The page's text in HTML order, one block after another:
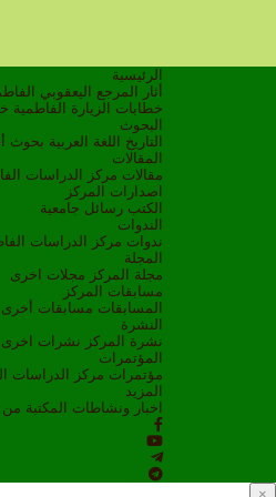
الرئيسية
أثار المرجع اليعقوبي
خطابات الزيارة الفاطمية
البحوث
التاريخ
اللغة العربية بحوث
المقالات
مقالات مركز الدراسات
اصدارات المركز
الكتب رسائل جامعية
الندوات
ندوات مركز الدراسات
المجلة
مجلة المركز مجلات اخرى
مسابقات المركز
المسابقات مسابقات أخرى
النشرة
نشرة المركز نشرات اخرى
المؤتمرات
مؤتمرات مركز الدراسات
المزيد
اخبار ونشاطات
المكتبة من